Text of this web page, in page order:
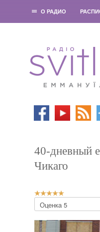
О РАДИО
40-дневный
Чикаго
Р
й
т
П
о
ж